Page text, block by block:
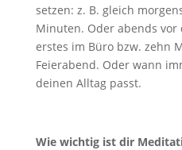
setzen: z. B. gleich
Minuten. Oder abends vor
erstes im Büro bzw. zehn
Feierabend. Oder wann
deinen Alltag passt.
Wie wichtig ist dir